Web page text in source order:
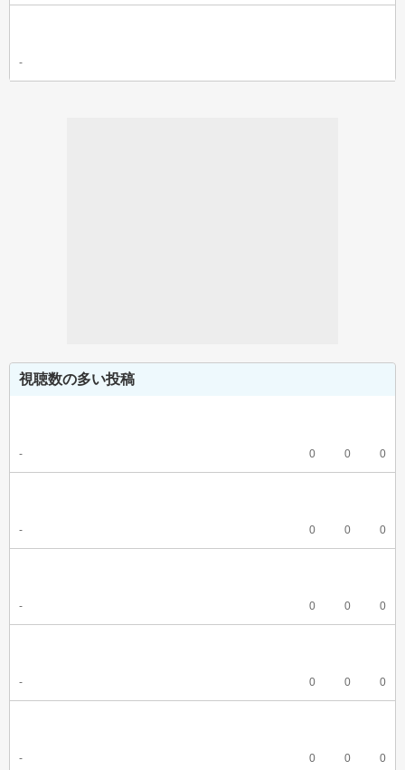
-
視聴数の多い投稿
- 0 0 0
- 0 0 0
- 0 0 0
- 0 0 0
- 0 0 0